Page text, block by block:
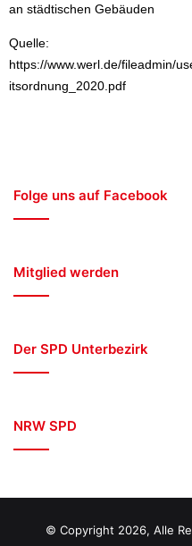
an städtischen Gebäuden
Quelle:
https://www.werl.de/fileadmin/
itsordnung_2020.pdf
Folge uns auf Facebook
Mitglied werden
Der SPD Unterbezirk
NRW SPD
© Copyright 2026, Alle